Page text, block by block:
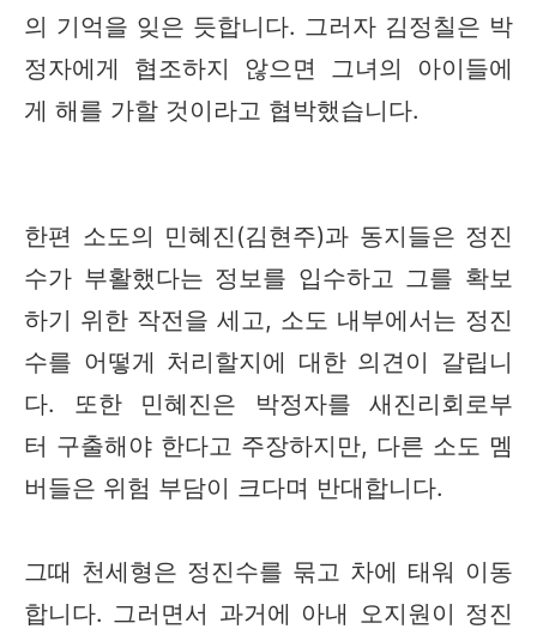
의 기억을 잊은 듯합니다. 그러자 김정칠은 박
정자에게 협조하지 않으면 그녀의 아이들에
게 해를 가할 것이라고 협박했습니다.
한편 소도의 민혜진(김현주)과 동지들은 정진
수가 부활했다는 정보를 입수하고 그를 확보
하기 위한 작전을 세고, 소도 내부에서는 정진
수를 어떻게 처리할지에 대한 의견이 갈립니
다. 또한 민혜진은 박정자를 새진리회로부
터 구출해야 한다고 주장하지만, 다른 소도 멤
버들은 위험 부담이 크다며 반대합니다.
그때 천세형은 정진수를 묶고 차에 태워 이동
합니다. 그러면서 과거에 아내 오지원이 정진